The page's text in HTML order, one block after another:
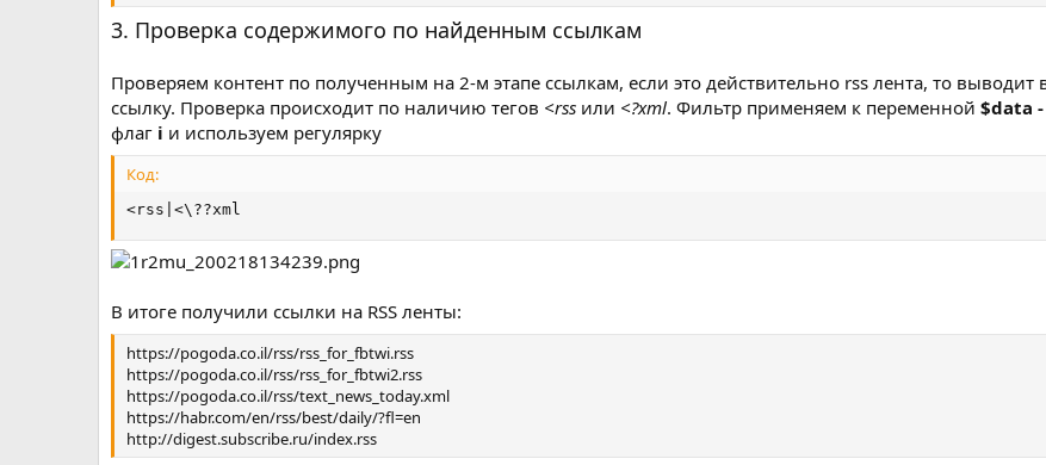
3. Проверка содержимого по найденным ссылкам
Проверяем контент по полученным на 2-м этапе ссылкам, если это действительно rss лента, то выводит
ссылку. Проверка происходит по наличию тегов <rss или <?xml. Фильтр применяем к переменной $data
флаг i и используем регулярку
Код:
<rss|<\??xml
В итоге получили ссылки на RSS ленты:
https://pogoda.co.il/rss/rss_for_fbtwi.rss
https://pogoda.co.il/rss/rss_for_fbtwi2.rss
https://pogoda.co.il/rss/text_news_today.xml
https://habr.com/en/rss/best/daily/?fl=en
http://digest.subscribe.ru/index.rss